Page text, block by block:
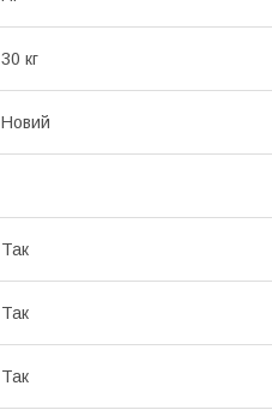
30 кг
Новий
Так
Так
Так